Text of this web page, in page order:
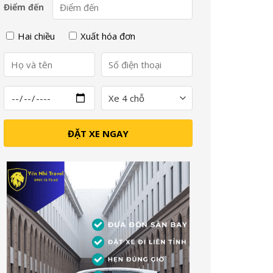
Điểm đến
Hai chiều Xuất hóa đơn